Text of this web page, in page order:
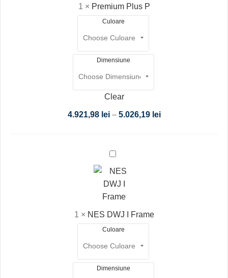
1 × Premium Plus P
Culoare
Dimensiune
Clear
4.921,98 lei – 5.026,19 lei
NES
DWJ
I
1 × NES DWJ I Frame
Culoare
Dimensiune